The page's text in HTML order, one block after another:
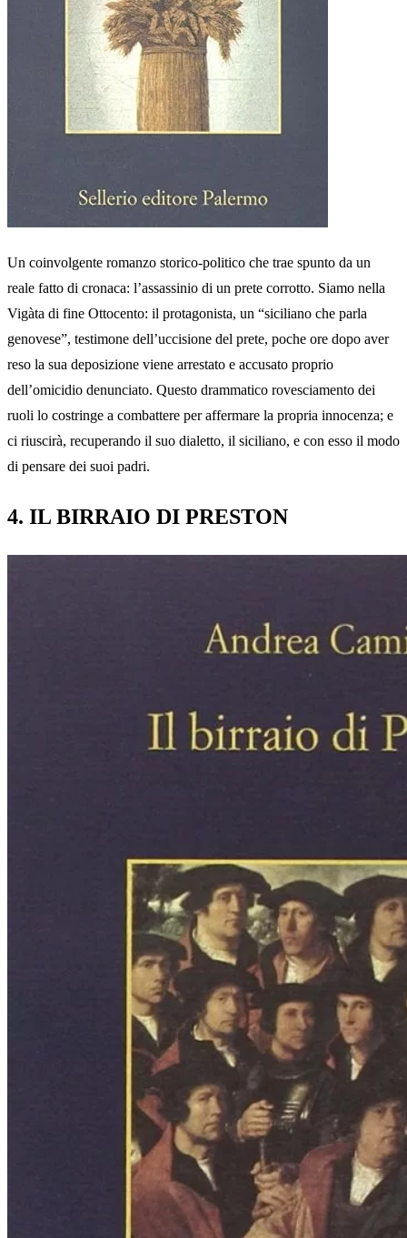
Un coinvolgente romanzo storico-politico che trae spunto da un
reale fatto di cronaca: l’assassinio di un prete corrotto. Siamo nella
Vigàta di fine Ottocento: il protagonista, un “siciliano che parla
genovese”, testimone dell’uccisione del prete, poche ore dopo aver
reso la sua deposizione viene arrestato e accusato proprio
dell’omicidio denunciato. Questo drammatico rovesciamento dei
ruoli lo costringe a combattere per affermare la propria innocenza; e
ci riuscirà, recuperando il suo dialetto, il siciliano, e con esso il modo
di pensare dei suoi padri.
4. IL BIRRAIO DI PRESTON